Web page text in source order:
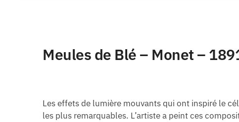
Meules de Blé – Monet –
Les effets de lumière mouvants qui ont inspiré le
les plus remarquables. L’artiste a peint ces